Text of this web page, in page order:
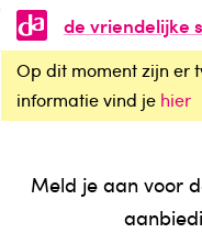
de vriendelijke
Op dit moment zijn er
informatie vind je hier
Meld je aan voor